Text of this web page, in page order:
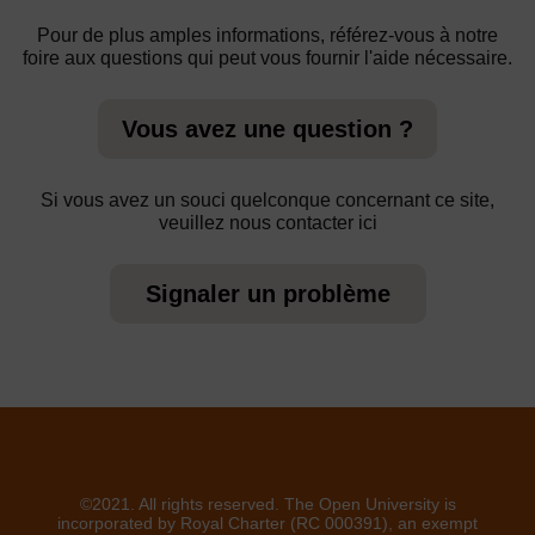
Pour de plus amples informations, référez-vous à notre
foire aux questions qui peut vous fournir l'aide nécessaire.
Vous avez une question ?
Si vous avez un souci quelconque concernant ce site,
veuillez nous contacter ici
Signaler un problème
©2021. All rights reserved. The Open University is
incorporated by Royal Charter (RC 000391), an exempt